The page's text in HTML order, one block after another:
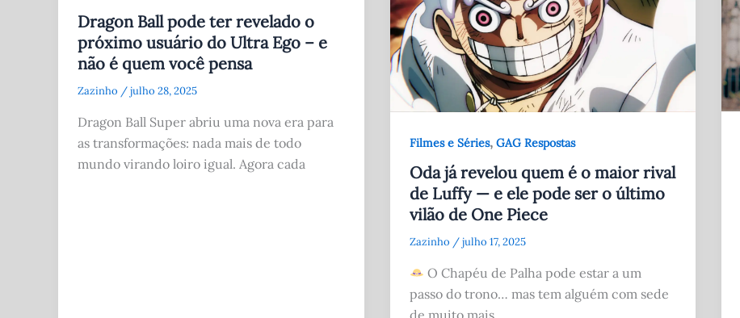
Dragon Ball pode ter revelado o
próximo usuário do Ultra Ego – e
não é quem você pensa
Zazinho /julho 28, 2025
Dragon Ball Super abriu uma nova era para
as transformações: nada mais de todo
mundo virando loiro igual. Agora cada
Filmes e Séries, GAG Respostas
Oda já revelou quem é o maior rival
de Luffy — e ele pode ser o último
vilão de One Piece
Zazinho /julho 17, 2025
O Chapéu de Palha pode estar a um
passo do trono… mas tem alguém com sede
de muito mais